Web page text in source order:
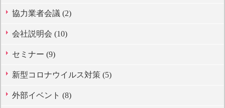
協力業者会議 (2)
会社説明会 (10)
セミナー (9)
新型コロナウイルス対策 (5)
外部イベント (8)